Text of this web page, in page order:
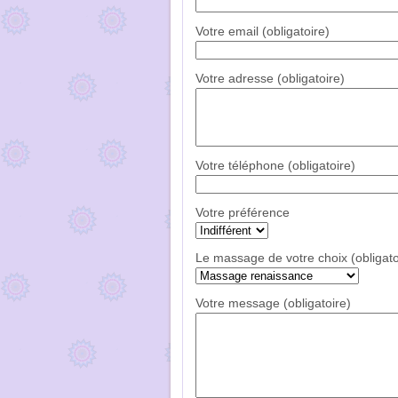
Votre email (obligatoire)
Votre adresse (obligatoire)
Votre téléphone (obligatoire)
Votre préférence
Le massage de votre choix
Votre message (obligatoire)